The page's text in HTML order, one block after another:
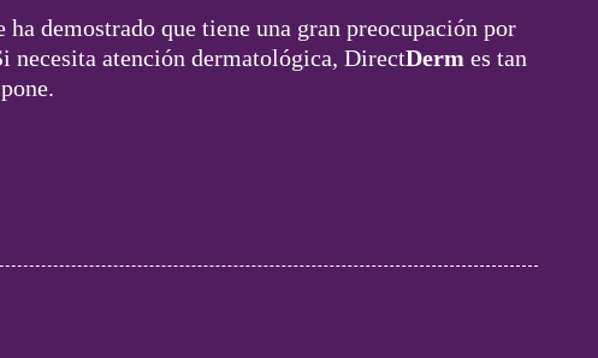
ha demostrado que tiene una gran preocupación por
necesita atención dermatológica, DirectDerm es tan